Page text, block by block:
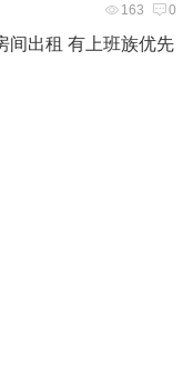
163 0
间出租 有上班族优先